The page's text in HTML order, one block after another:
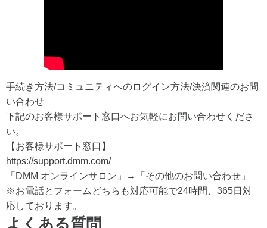
手続き方法/コミュニティへのログイン方法/決済関連のお問
い合わせ
下記のお客様サポート窓口へお気軽にお問い合わせくださ
い。
【お客様サポート窓口】
https://support.dmm.com/
「DMM オンラインサロン」→「その他のお問い合わせ」
※お電話とフォームどちらも対応可能で24時間、365日対
応しております。
よくある質問